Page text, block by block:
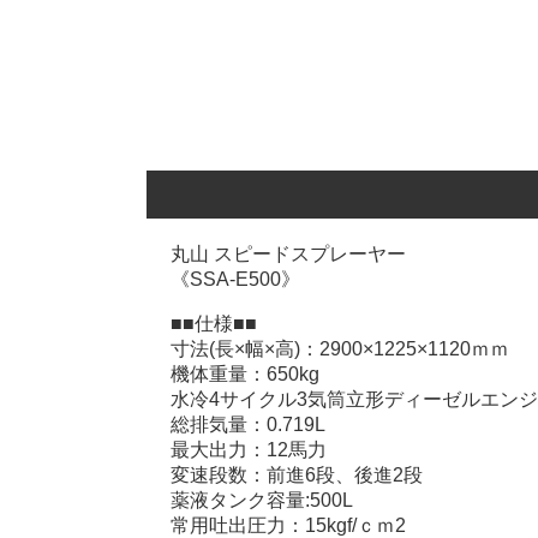
丸山 スピードスプレーヤー
《SSA-E500》
■■仕様■■
寸法(長×幅×高)：2900×1225×1120ｍｍ
機体重量：650kg
水冷4サイクル3気筒立形ディーゼルエン
総排気量：0.719L
最大出力：12馬力
変速段数：前進6段、後進2段
薬液タンク容量:500L
常用吐出圧力：15kgf/ｃｍ2